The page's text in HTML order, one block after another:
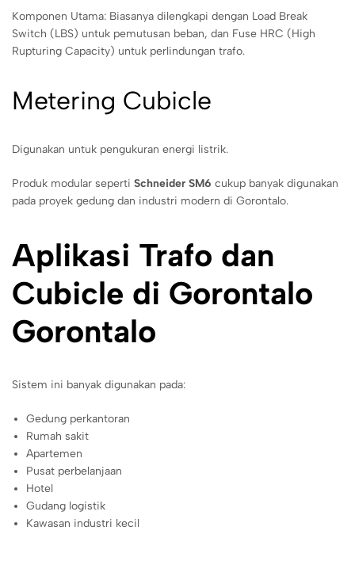
Komponen Utama: Biasanya dilengkapi dengan Load Break
Switch (LBS) untuk pemutusan beban, dan Fuse HRC (High
Rupturing Capacity) untuk perlindungan trafo.
Metering Cubicle
Digunakan untuk pengukuran energi listrik.
Produk modular seperti Schneider SM6 cukup banyak digunakan
pada proyek gedung dan industri modern di Gorontalo.
Aplikasi Trafo dan
Cubicle di Gorontalo
Gorontalo
Sistem ini banyak digunakan pada:
Gedung perkantoran
Rumah sakit
Apartemen
Pusat perbelanjaan
Hotel
Gudang logistik
Kawasan industri kecil